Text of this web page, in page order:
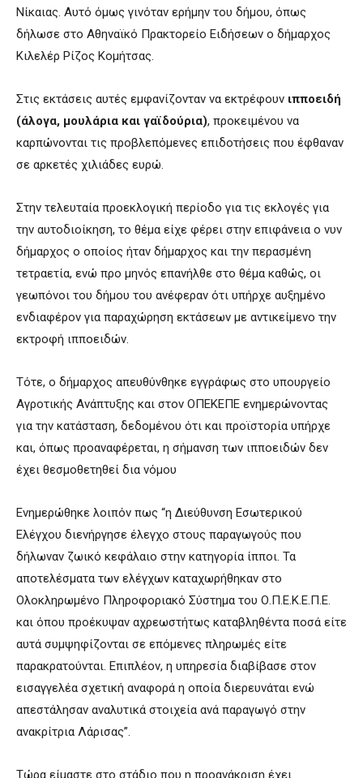
Νίκαιας. Αυτό όμως γινόταν ερήμην του δήμου, όπως
δήλωσε στο Αθηναϊκό Πρακτορείο Ειδήσεων ο δήμαρχος
Κιλελέρ Ρίζος Κομήτσας.
Στις εκτάσεις αυτές εμφανίζονταν να εκτρέφουν ιπποειδή
(άλογα, μουλάρια και γαϊδούρια), προκειμένου να
καρπώνονται τις προβλεπόμενες επιδοτήσεις που έφθαναν
σε αρκετές χιλιάδες ευρώ.
Στην τελευταία προεκλογική περίοδο για τις εκλογές για
την αυτοδιοίκηση, το θέμα είχε φέρει στην επιφάνεια ο νυν
δήμαρχος ο οποίος ήταν δήμαρχος και την περασμένη
τετραετία, ενώ προ μηνός επανήλθε στο θέμα καθώς, οι
γεωπόνοι του δήμου του ανέφεραν ότι υπήρχε αυξημένο
ενδιαφέρον για παραχώρηση εκτάσεων με αντικείμενο την
εκτροφή ιπποειδών.
Τότε, ο δήμαρχος απευθύνθηκε εγγράφως στο υπουργείο
Αγροτικής Ανάπτυξης και στον ΟΠΕΚΕΠΕ ενημερώνοντας
για την κατάσταση, δεδομένου ότι και προϊστορία υπήρχε
και, όπως προαναφέρεται, η σήμανση των ιπποειδών δεν
έχει θεσμοθετηθεί δια νόμου
Ενημερώθηκε λοιπόν πως “η Διεύθυνση Εσωτερικού
Ελέγχου διενήργησε έλεγχο στους παραγωγούς που
δήλωναν ζωικό κεφάλαιο στην κατηγορία ίπποι. Τα
αποτελέσματα των ελέγχων καταχωρήθηκαν στο
Ολοκληρωμένο Πληροφοριακό Σύστημα του Ο.Π.Ε.Κ.Ε.Π.Ε.
και όπου προέκυψαν αχρεωστήτως καταβληθέντα ποσά είτε
αυτά συμψηφίζονται σε επόμενες πληρωμές είτε
παρακρατούνται. Επιπλέον, η υπηρεσία διαβίβασε στον
εισαγγελέα σχετική αναφορά η οποία διερευνάται ενώ
απεστάλησαν αναλυτικά στοιχεία ανά παραγωγό στην
ανακρίτρια Λάρισας”.
Τώρα είμαστε στο στάδιο που η προανάκριση έχει